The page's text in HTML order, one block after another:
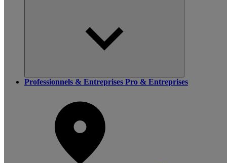
Professionnels & Entreprises Pro & Entreprises